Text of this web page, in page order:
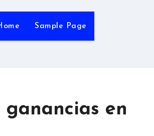
Sample Page
ganancias en